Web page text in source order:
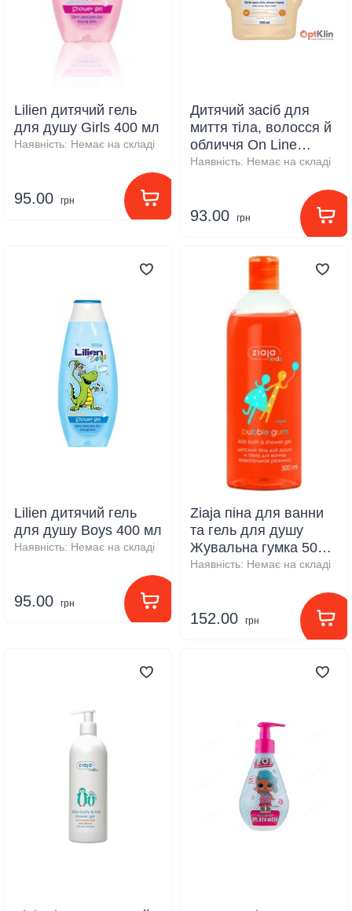
Lilien дитячий гель
для душу Girls 400 мл
Наявність: Немає на складі
95.00 грн
Дитячий засіб для
миття тіла, волосся й
обличчя On Line
Бісквіт, 350 мл
Наявність: Немає на складі
93.00 грн
Lilien дитячий гель
для душу Boys 400 мл
Наявність: Немає на складі
95.00 грн
Ziaja піна для ванни
та гель для душу
Жувальна гумка 500
мл
Наявність: Немає на складі
152.00 грн